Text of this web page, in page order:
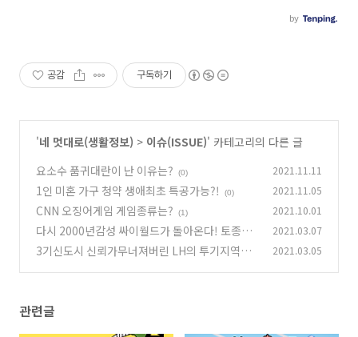
공감 구독하기
'네 멋대로(생활정보) > 이슈(ISSUE)' 카테고리의 다른 글
요소수 품귀대란이 난 이유는?
(0) 2021.11.11
1인 미혼 가구 청약 생애최초 특공가능?! (0) 2021.11.05
CNN 오징어게임 게임종류는? (1) 2021.10.01
다시 2000년감성 싸이월드가 돌아온다! 토종SN
S cyworld의 귀환 (1)
2021.03.07
3기신도시 신뢰가무너져버린 LH의 투기지역은
2021.03.05
관련글